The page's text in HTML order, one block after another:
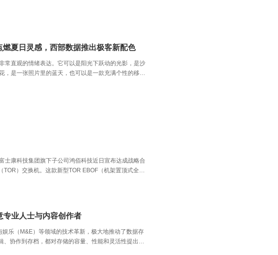
燃夏日灵感，西部数据推出极客新配色
常直观的情绪表达。它可以是阳光下跃动的光影，是沙
，是一张照片里的蓝天，也可以是一款充满个性的移动
士康科技集团旗下子公司鸿佰科技近日宣布达成战略合
）交换机。这款新型TOR EBOF（机架置顶式全闪
oF™桥接技术，制造高密度的TOR EBOF设备。西
业人士与内容创作者
乐（M&E）等领域的技术革新，极大地推动了数据存
协作到存档，都对存储的容量、性能和灵活性提出了